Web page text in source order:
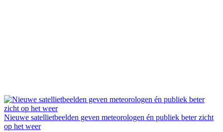
Nieuwe satellietbeelden geven meteorologen én publiek beter zicht
op het weer